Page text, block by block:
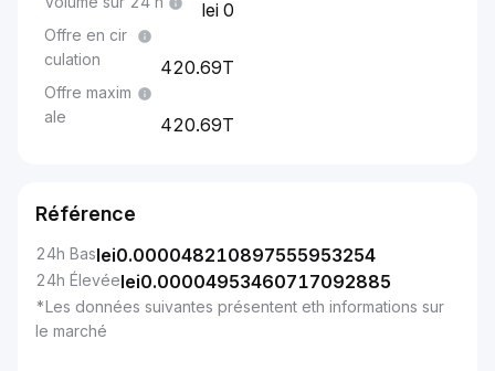
0
Offre en cir
culation
420.69T
Offre maxim
ale
420.69T
Référence
24h Baslei0.000048210897555953254
24h Élevéelei0.00004953460717092885
*Les données suivantes présentent eth informations sur
le marché